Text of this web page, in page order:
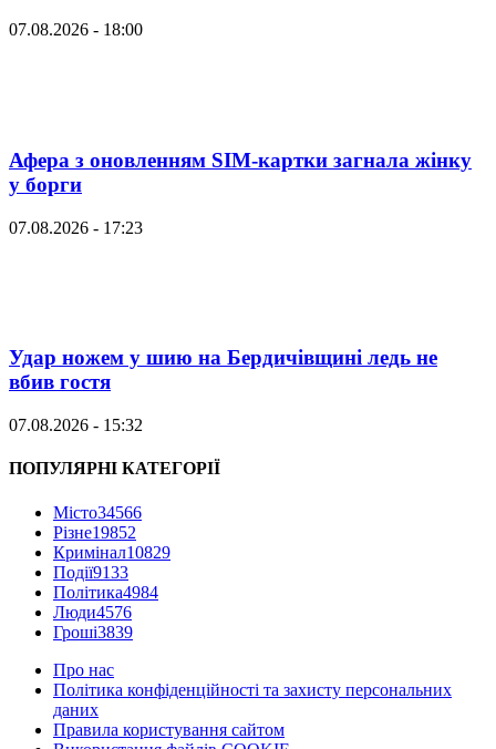
07.08.2026 - 18:00
Афера з оновленням SIM-картки загнала жінку
у борги
07.08.2026 - 17:23
Удар ножем у шию на Бердичівщині ледь не
вбив гостя
07.08.2026 - 15:32
ПОПУЛЯРНІ КАТЕГОРІЇ
Місто34566
Різне19852
Кримінал10829
Події9133
Політика4984
Люди4576
Гроші3839
Про нас
Політика конфіденційності та захисту персональних
даних
Правила користування сайтом